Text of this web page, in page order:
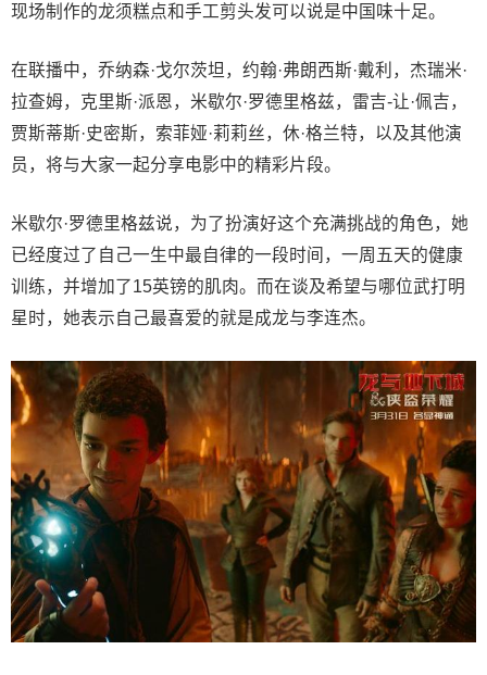
现场制作的龙须糕点和手工剪头发可以说是中国味十足。
在联播中，乔纳森·戈尔茨坦，约翰·弗朗西斯·戴利，杰瑞米·
拉查姆，克里斯·派恩，米歇尔·罗德里格兹，雷吉-让·佩吉，
贾斯蒂斯·史密斯，索菲娅·莉莉丝，休·格兰特，以及其他演
员，将与大家一起分享电影中的精彩片段。
米歇尔·罗德里格兹说，为了扮演好这个充满挑战的角色，她
已经度过了自己一生中最自律的一段时间，一周五天的健康
训练，并增加了15英镑的肌肉。而在谈及希望与哪位武打明
星时，她表示自己最喜爱的就是成龙与李连杰。